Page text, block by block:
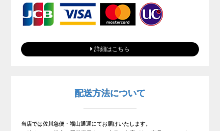
詳細はこちら
配送方法について
当店では佐川急便・福山通運にてお届けいたします。